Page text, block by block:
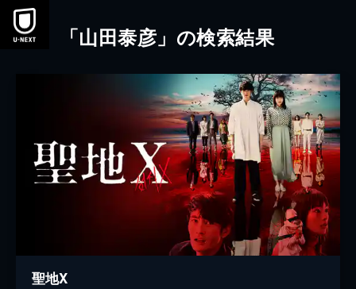
本文へスキップ
「山田泰彦」の検索結果
聖地X